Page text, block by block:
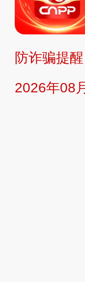
不代理、
持投资购
提交说明：
防诈骗提
2026年08